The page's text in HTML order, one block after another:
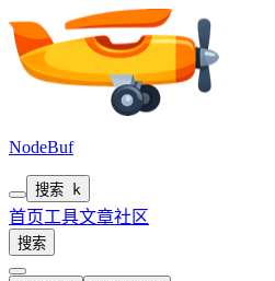
NodeBuf
搜索 k
首页工具文章社区
搜索